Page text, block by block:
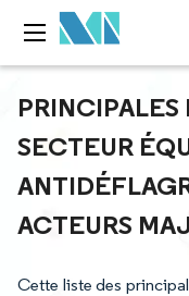
PRINCIPALES
SECTEUR
ACTEURS
Cette liste des